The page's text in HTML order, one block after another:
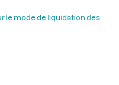
le mode de liquidation des